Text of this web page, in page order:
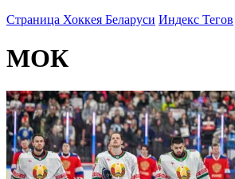
Страница Хоккея Беларуси Индекс Тегов
МОК